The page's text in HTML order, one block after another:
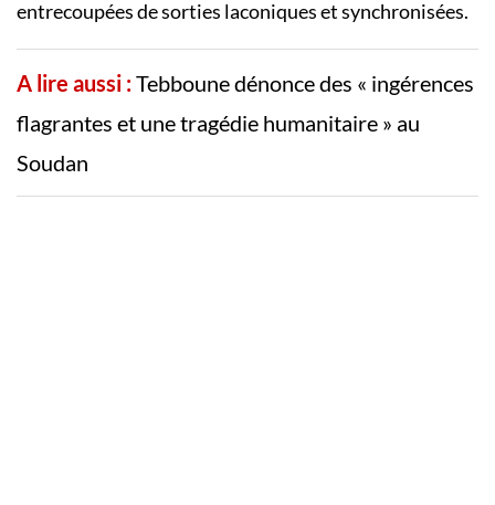
entrecoupées de sorties laconiques et synchronisées.
A lire aussi :Tebboune dénonce des « ingérences
flagrantes et une tragédie humanitaire » au
Soudan